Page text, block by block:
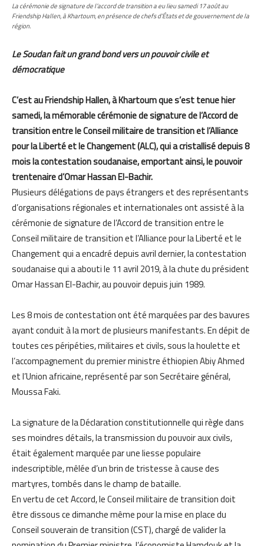
La cérémonie de signature de l’accord de transition a eu lieu samedi 17 août au
Friendship Hallen, à Khartoum, en présence de chefs d’États et de gouvernement de la
région.
Le Soudan fait un grand bond vers un pouvoir civile et
démocratique
C’est au Friendship Hallen, à Khartoum que s’est tenue hier
samedi, la mémorable cérémonie de signature de l’Accord de
transition entre le Conseil militaire de transition et l’Alliance
pour la Liberté et le Changement (ALC), qui a cristallisé depuis 8
mois la contestation soudanaise, emportant ainsi, le pouvoir
trentenaire d’Omar Hassan El-Bachir.
Plusieurs délégations de pays étrangers et des représentants
d’organisations régionales et internationales ont assisté à la
cérémonie de signature de l’Accord de transition entre le
Conseil militaire de transition et l’Alliance pour la Liberté et le
Changement qui a encadré depuis avril dernier, la contestation
soudanaise qui a abouti le 11 avril 2019, à la chute du président
Omar Hassan El-Bachir, au pouvoir depuis juin 1989.
Les 8 mois de contestation ont été marquées par des bavures
ayant conduit à la mort de plusieurs manifestants. En dépit de
toutes ces péripéties, militaires et civils, sous la houlette et
l’accompagnement du premier ministre éthiopien Abiy Ahmed
et l’Union africaine, représenté par son Secrétaire général,
Moussa Faki.
La signature de la Déclaration constitutionnelle qui règle dans
ses moindres détails, la transmission du pouvoir aux civils,
était également marquée par une liesse populaire
indescriptible, mêlée d’un brin de tristesse à cause des
martyres, tombés dans le champ de bataille.
En vertu de cet Accord, le Conseil militaire de transition doit
être dissous ce dimanche même pour la mise en place du
Conseil souverain de transition (CST), chargé de valider la